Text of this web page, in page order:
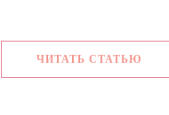
ЧИТАТЬ СТАТЬЮ